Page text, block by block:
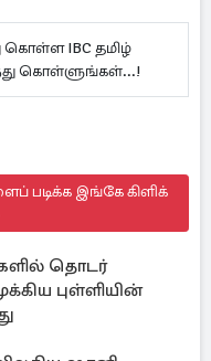
கொள்ள IBC தமிழ்
கொள்ளுங்கள்...!
படிக்க இங்கே கிளிக்
தொடர்
புள்ளியின்